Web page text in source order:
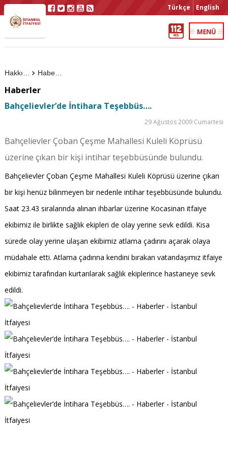
Türkçe English
Haberler
Haberler
Bahçelievler’de İntihara Teşebbüs….
29 Ağustos 2009 Cumartesi
Bahçelievler Çoban Çeşme Mahallesi Kuleli Köprüsü
üzerine çıkan bir kişi intihar teşebbüsünde bulundu.
Bahçelievler Çoban Çeşme Mahallesi Kuleli Köprüsü üzerine çıkan
bir kişi henüz bilinmeyen bir nedenle intihar teşebbüsünde bulundu.
Saat 23.43 sıralarında alınan ihbarlar üzerine Kocasinan itfaiye
ekibimiz ile birlikte sağlık ekipleri de olay yerine sevk edildi. Kısa
sürede olay yerine ulaşan ekibimiz atlama çadırını açarak olaya
müdahale etti. Atlama çadırına kendini bırakan vatandaşımız itfaiye
ekibimiz tarafından kurtarılarak sağlık ekiplerince hastaneye sevk
edildi.